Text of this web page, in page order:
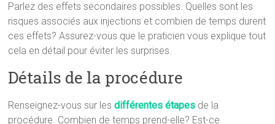
Parlez des effets secondaires possibles. Quelles sont les
risques associés aux injections et combien de temps durent
ces effets? Assurez-vous que le praticien vous explique tout
cela en détail pour éviter les surprises.
Détails de la procédure
Renseignez-vous sur lesdifférentes étapes de la
procédure. Combien de temps prend-elle? Est-ce